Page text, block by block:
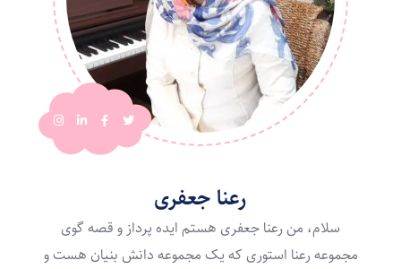
رعنا جعفری
سلام، من رعنا جعفری هستم ایده پرداز و قصه گوی
مجموعه رعنا استوری که یک مجموعه دانش بنیان هست و